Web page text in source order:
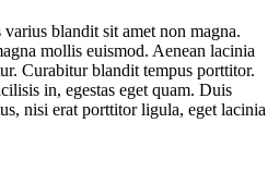
varius blandit sit amet non magna.
mollis euismod. Aenean lacinia
Curabitur blandit tempus porttitor.
in, egestas eget quam. Duis
nisi erat porttitor ligula, eget lacinia